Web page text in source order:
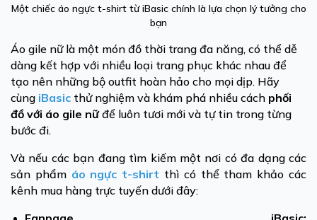
Một chiếc áo ngực t-shirt từ iBasic chính là lựa chọn lý tưởng cho
bạn
Áo gile nữ là một món đồ thời trang đa năng, có thể dễ
dàng kết hợp với nhiều loại trang phục khác nhau để
tạo nên những bộ outfit hoàn hảo cho mọi dịp. Hãy
cùng iBasic thử nghiệm và khám phá nhiều cách phối
đồ với áo gile nữđể luôn tươi mới và tự tin trong từng
bước đi.
Và nếu các bạn đang tìm kiếm một nơi có đa dạng các
sản phẩm áo ngực t-shirt thì có thể tham khảo các
kênh mua hàng trực tuyến dưới đây: